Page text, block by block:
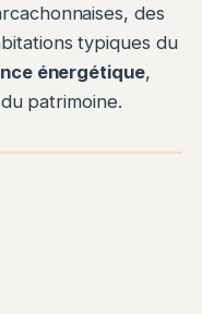
des
typiques du
énergétique,
patrimoine.